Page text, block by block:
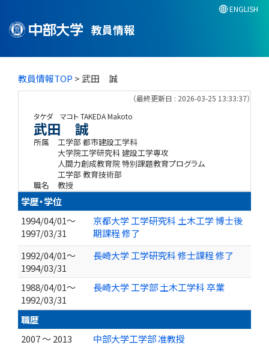
教員情報
ENGLISH
教員情報TOP > 武田 誠
（最終更新日 : 2026-03-25 13:33:37）
タケダ マコト TAKEDA Makoto
武田 誠
所属
工学部 都市建設工学科
大学院工学研究科 建設工学専攻
人間力創成教育院 特別課題教育プログラム
工学部 教育技術部
職名
教授
学歴・学位
1994/04/01～
1997/03/31
京都大学 工学研究科 土木工学 博士後
期課程 修了
1992/04/01～
1994/03/31
長崎大学 工学研究科 修士課程 修了
1988/04/01～
1992/03/31
長崎大学 工学部 土木工学科 卒業
職歴
2007 ～ 2013
中部大学工学部 准教授